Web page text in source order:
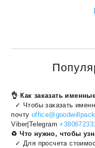
👌 Как заказать
✓ Чтобы заказать
почту
Viber|Telegram
♻️ Что нужно, чтобы
✓ Для просчета